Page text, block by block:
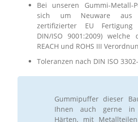
Bei unseren Gummi-Metall-
sich um Neuware aus
zertifizierter EU
DIN/ISO 9001:2009)
REACH und ROHS III
Toleranzen nach DIN ISO
Gummipuffer dieser
Ihnen auch gerne in
Härten, mit